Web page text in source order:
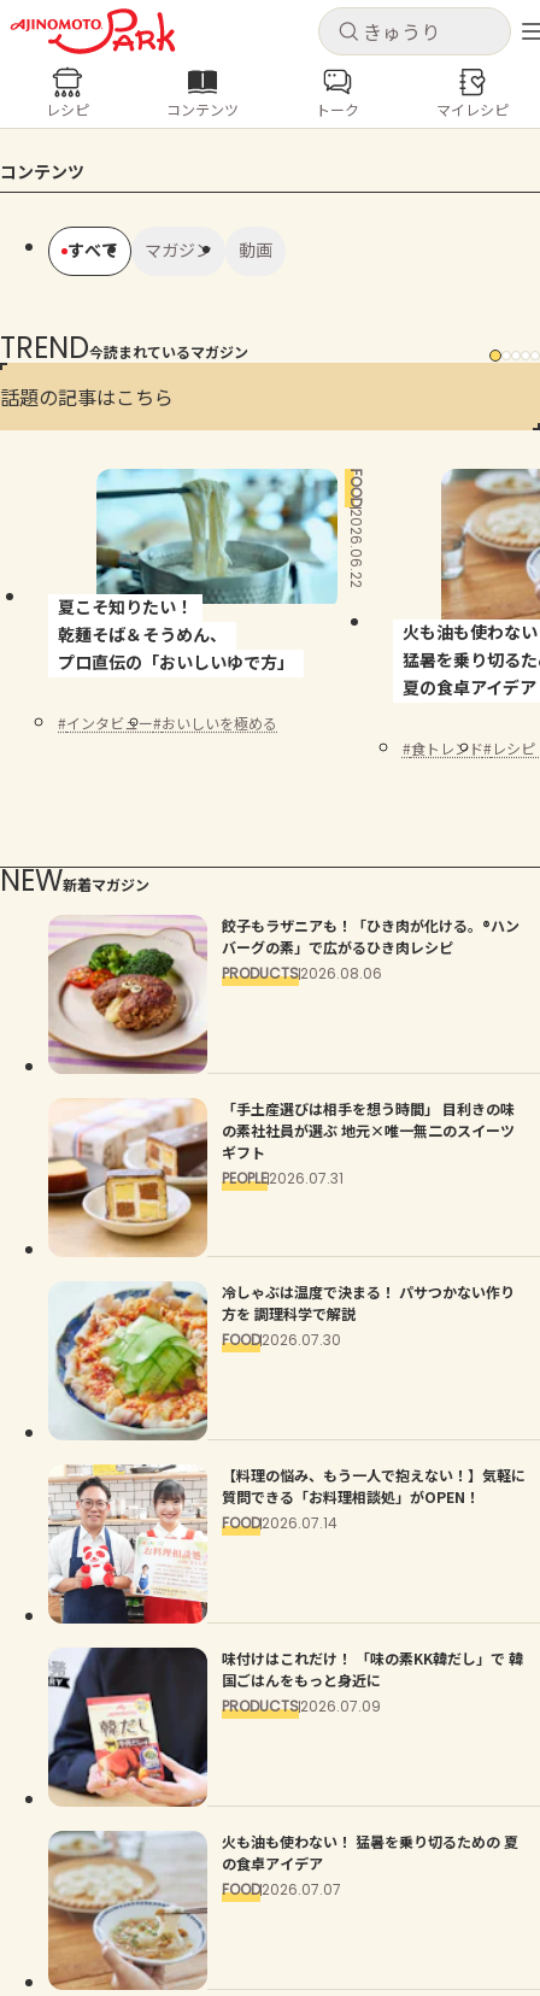
キャンセ
ログインするとレシピを保存できます
ホーム
コンテンツ
レシピ
トーク
よくあるお問い合わせ
お買い物
キャンセ
レシピ
人気の食材・レシピ
きゅうり
レシピ コンテンツ トーク マイレシピ
コンテンツ
すべて マガジン 動画
TREND今読まれているマガジン
話題の記事はこちら
夏こそ知りたい！
乾麺そば＆そうめん、
プロ直伝の「おいしいゆで方」
FOOD
2026.06.22
インタビュー おいしいを極める
火も油も使わな
猛暑を乗り切る
夏の食卓アイデア
食トレンド レシピ
NEW新着マガジン
餃子もラザニアも！「ひき肉が化ける。®ハン
バーグの素」で広がるひき肉レシピ
PRODUCTS2026.08.06
「手土産選びは相手を想う時間」 目利きの味
の素社社員が選ぶ 地元×唯一無二のスイーツ
ギフト
PEOPLE2026.07.31
冷しゃぶは温度で決まる！ パサつかない作り
方を 調理科学で解説
FOOD2026.07.30
【料理の悩み、もう一人で抱えない！】気軽に
質問できる「お料理相談処」がOPEN！
FOOD2026.07.14
味付けはこれだけ！ 「味の素KK韓だし」で 韓
国ごはんをもっと身近に
PRODUCTS2026.07.09
火も油も使わない！ 猛暑を乗り切るための 夏
の食卓アイデア
FOOD2026.07.07